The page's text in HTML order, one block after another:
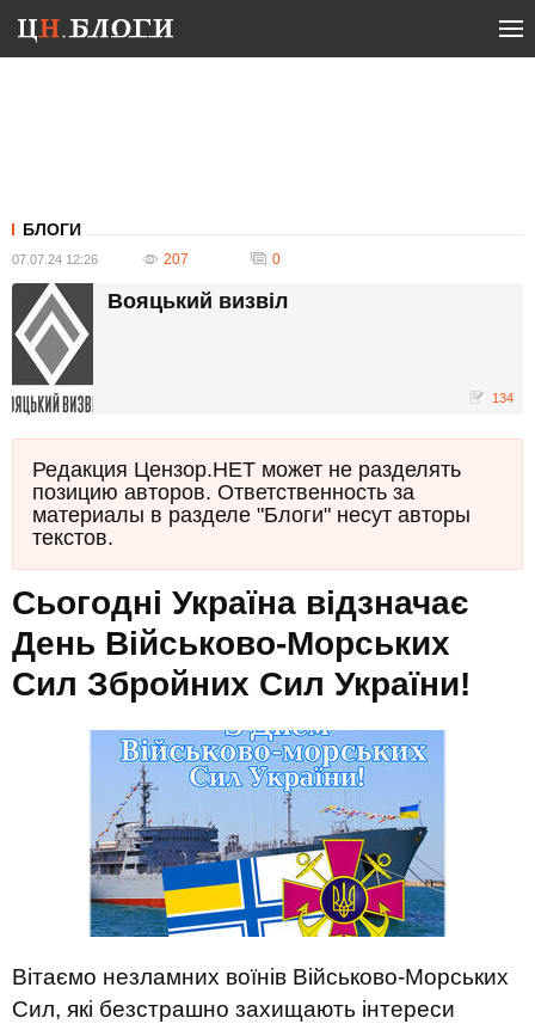
БЛОГИ
07.07.24 12:26 207 0
Вояцький визвіл
134
Редакция Цензор.НЕТ может не разделять
позицию авторов. Ответственность за
материалы в разделе "Блоги" несут авторы
текстов.
Сьогодні Україна відзначає
День Військово-Морських
Сил Збройних Сил України!
Вітаємо незламних воїнів Військово-Морських
Сил, які безстрашно захищають інтереси